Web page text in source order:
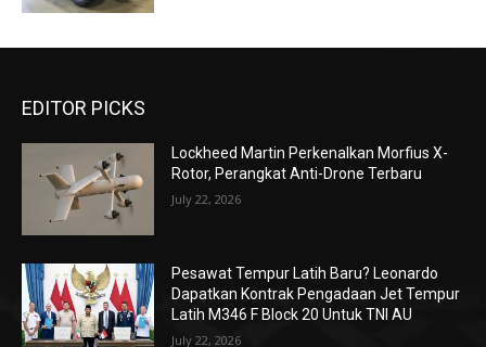
EDITOR PICKS
Lockheed Martin Perkenalkan Morfius X-
Rotor, Perangkat Anti-Drone Terbaru
July 22, 2026
Pesawat Tempur Latih Baru? Leonardo
Dapatkan Kontrak Pengadaan Jet Tempur
Latih M346 F Block 20 Untuk TNI AU
July 22, 2026